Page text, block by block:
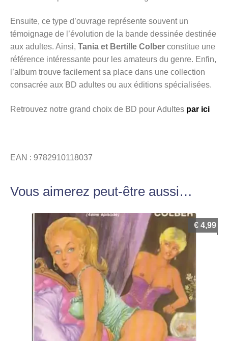
Ensuite, ce type d’ouvrage représente souvent un
témoignage de l’évolution de la bande dessinée destinée
aux adultes. Ainsi, Tania et Bertille Colber constitue une
référence intéressante pour les amateurs du genre. Enfin,
l’album trouve facilement sa place dans une collection
consacrée aux BD adultes ou aux éditions spécialisées.
Retrouvez notre grand choix de BD pour Adultes par ici
EAN : 9782910118037
Vous aimerez peut-être aussi…
€ 4,99